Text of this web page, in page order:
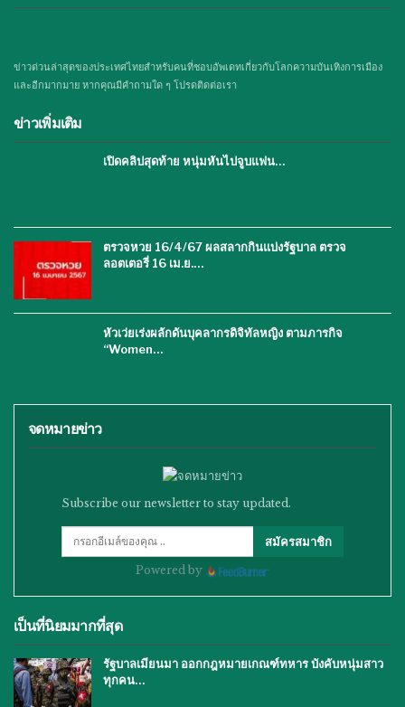
ข่าวด่วนล่าสุดของประเทศไทยสำหรับคนที่ชอบอัพเดทเกี่ยวกับโลกความบันเทิงการเมือง
และอีกมากมาย หากคุณมีคำถามใด ๆ โปรดติดต่อเรา
ข่าวเพิ่มเติม
เปิดคลิปสุดท้าย หนุ่มหันไปจูบแฟน…
ตรวจหวย 16/4/67 ผลสลากกินแบ่งรัฐบาล ตรวจ
ลอตเตอรี่ 16 เม.ย.…
หัวเว่ยเร่งผลักดันบุคลากรดิจิทัลหญิง ตามภารกิจ
“Women…
จดหมายข่าว
Subscribe our newsletter to stay updated.
สมัครสมาชิก
Powered by
เป็นที่นิยมมากที่สุด
รัฐบาลเมียนมา ออกกฎหมายเกณฑ์ทหาร บังคับหนุ่มสาว
ทุกคน…